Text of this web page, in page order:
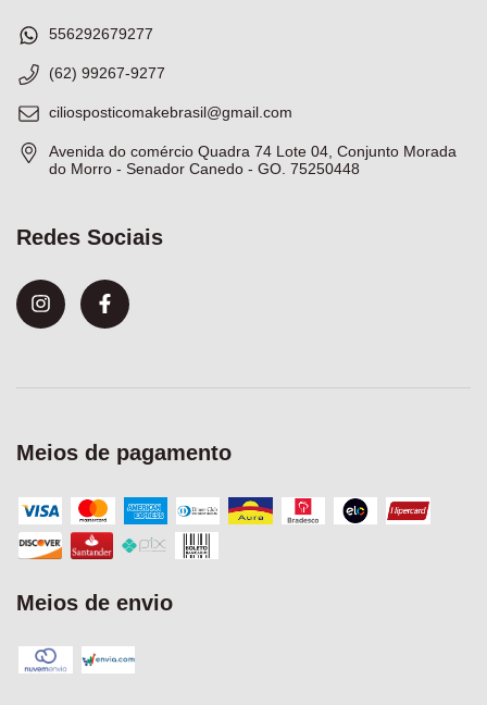
556292679277
(62) 99267-9277
ciliosposticomakebrasil@gmail.com
Avenida do comércio Quadra 74 Lote 04, Conjunto Morada
do Morro - Senador Canedo - GO. 75250448
Redes Sociais
Meios de pagamento
Meios de envio